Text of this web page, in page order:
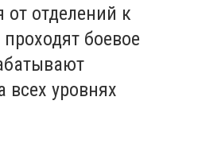
от отделений к
боевое
всех уровнях